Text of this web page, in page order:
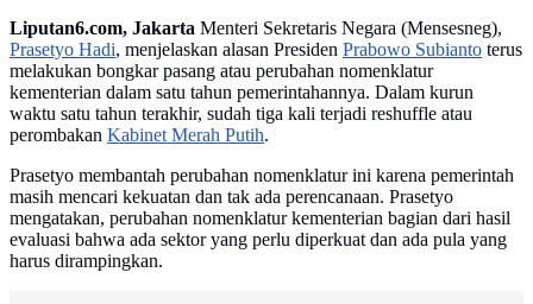
Liputan6.com, Jakarta Menteri Sekretaris Negara (Mensesneg),
Prasetyo Hadi, menjelaskan alasan Presiden Prabowo Subianto terus
melakukan bongkar pasang atau perubahan nomenklatur
kementerian dalam satu tahun pemerintahannya. Dalam kurun
waktu satu tahun terakhir, sudah tiga kali terjadi reshuffle atau
perombakan Kabinet Merah Putih.
Prasetyo membantah perubahan nomenklatur ini karena pemerintah
masih mencari kekuatan dan tak ada perencanaan. Prasetyo
mengatakan, perubahan nomenklatur kementerian bagian dari hasil
evaluasi bahwa ada sektor yang perlu diperkuat dan ada pula yang
harus dirampingkan.